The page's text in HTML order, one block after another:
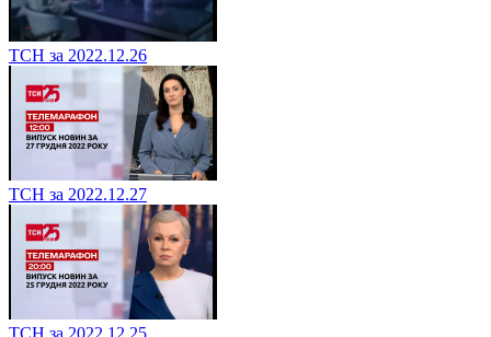
ТСН за 2022.12.26
ТСН за 2022.12.27
ТСН за 2022.12.25